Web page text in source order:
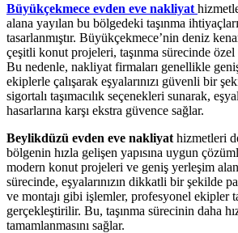
Büyükçekmece evden eve nakliyat
alana yayılan bu bölgedeki taşınma
tasarlanmıştır. Büyükçekmece’nin deniz
çeşitli konut projeleri, taşınma sürecinde
Bu nedenle, nakliyat firmaları genellikle
ekiplerle çalışarak eşyalarınızı güvenli bir
sigortalı taşımacılık seçenekleri sunarak,
hasarlarına karşı ekstra güvence sağlar.
Beylikdüzü evden eve nakliyat hizmetleri
bölgenin hızla gelişen yapısına uygun
modern konut projeleri ve geniş yerleşim
sürecinde, eşyalarınızın dikkatli bir şekilde
ve montajı gibi işlemler, profesyonel ekipler
gerçekleştirilir. Bu, taşınma sürecinin daha
tamamlanmasını sağlar.